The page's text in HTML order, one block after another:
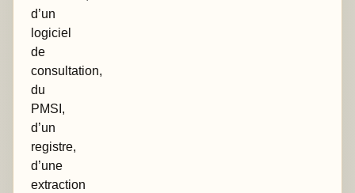
d’un
logiciel
de
consultation,
du
PMSI,
d’un
registre,
d’une
extraction